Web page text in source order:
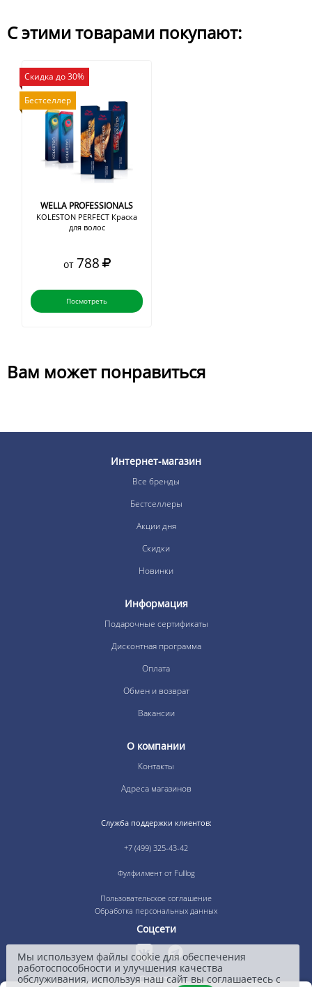
С этими товарами покупают:
Скидка до 30%
Бестселлер
WELLA PROFESSIONALS
KOLESTON PERFECT Краска
для волос
от 788
Посмотреть
Вам может понравиться
Интернет-магазин
Все бренды
Бестселлеры
Акции дня
Скидки
Новинки
Информация
Подарочные сертификаты
Дисконтная программа
Оплата
Обмен и возврат
Вакансии
О компании
Контакты
Адреса магазинов
Служба поддержки клиентов:
+7 (499) 325-43-42
Фулфилмент от Fulllog
Пользовательское соглашение
Обработка персональных данных
Соцсети
Оплата
Мы используем файлы cookie для обеспечения
работоспособности и улучшения качества
обслуживания, используя наш сайт вы соглашаетесь с